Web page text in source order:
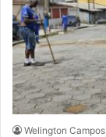
Welington Campos